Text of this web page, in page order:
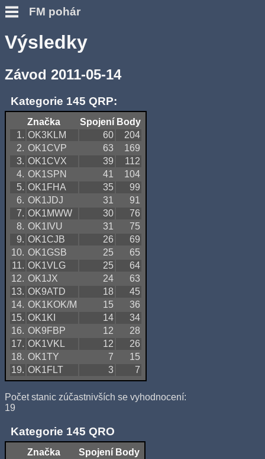
FM pohár
Výsledky
Závod 2011-05-14
Kategorie 145 QRP:
Značka Spojení Body
1. OK3KLM 60
204
2. OK1CVP 63
169
3. OK1CVX 39
112
4. OK1SPN 41
104
5. OK1FHA 35
99
6. OK1JDJ 31
91
7. OK1MWW 30
76
8. OK1IVU 31
75
9. OK1CJB 26
69
10. OK1GSB 25
65
11. OK1VLG 25
64
12. OK1JX 24
63
13. OK9ATD 18
45
14. OK1KOK/M 15
36
15. OK1KI 14
34
16. OK9FBP 12
28
17. OK1VKL 12
26
18. OK1TY 7
15
19. OK1FLT 3 7
Počet stanic zúčastnivších se vyhodnocení:
19
Kategorie 145 QRO
Značka Spojení Body